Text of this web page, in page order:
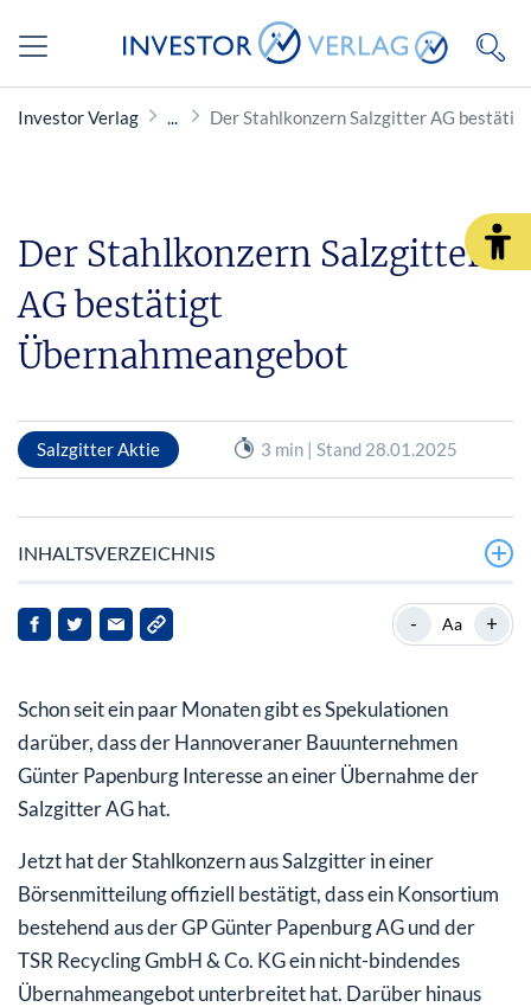
Investor Verlag Der Stahlkonzern Salzgitter AG
Der Stahlkonzern Salzgitter
AG bestätigt
Übernahmeangebot
Salzgitter Aktie 3 min | Stand 28.01.2025
INHALTSVERZEICHNIS
Die beteiligten Unternehmen im Kurzporträt
So reagierten die Börsen
So kann es weitergehen
- Aa +
Schon seit ein paar Monaten gibt es Spekulationen
darüber, dass der Hannoveraner Bauunternehmen
Günter Papenburg Interesse an einer Übernahme der
Salzgitter AG hat.
Jetzt hat der Stahlkonzern aus Salzgitter in einer
Börsenmitteilung offiziell bestätigt, dass ein Konsortium
bestehend aus der GP Günter Papenburg AG und der
TSR Recycling GmbH & Co. KG ein nicht-bindendes
Übernahmeangebot unterbreitet hat. Darüber hinaus